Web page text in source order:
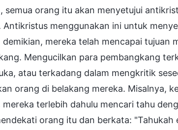
semua orang itu akan menyetujui
Antikristus menggunakan ini untuk
demikian, mereka telah mencapai tujuan
Mengucilkan para pembangkang
atau terkadang dalam mengkritik
orang di belakang mereka. Misalnya,
terlebih dahulu mencari tahu
orang itu dan berkata: